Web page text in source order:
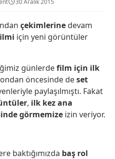
çekimlerine devam
için yeni görüntüler
günlerdefilm için ilk
ondan öncesinde deset
paylaşılmıştı. Fakat
, ilk kez ana
görmemize izin veriyor.
baktığımızda baş rol